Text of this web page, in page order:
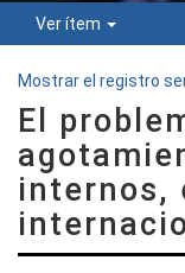
Ver ítem
Mostrar el registro
El
internos,